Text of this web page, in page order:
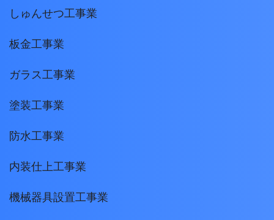
しゅんせつ工事業
板金工事業
ガラス工事業
塗装工事業
防水工事業
内装仕上工事業
機械器具設置工事業